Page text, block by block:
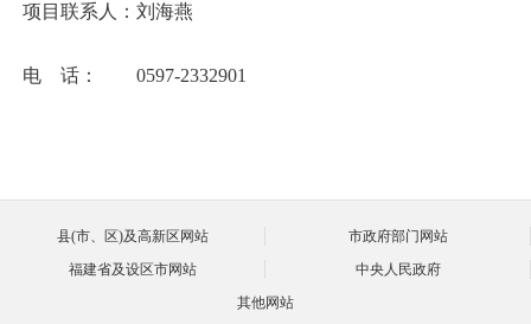
项目联系人：刘海燕
电 话： 0597-2332901
县(市、区)及高新区网站
市政府部门网站
福建省及设区市网站
中央人民政府
其他网站